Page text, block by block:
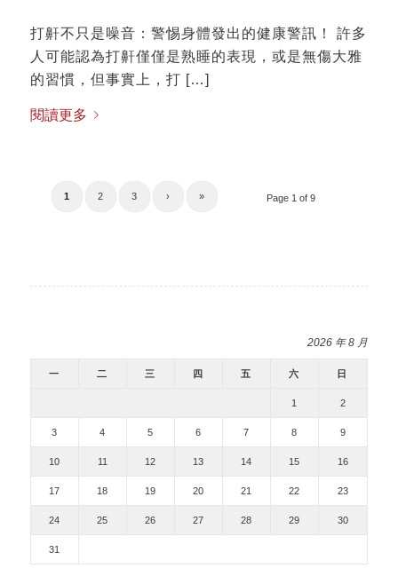
打鼾不只是噪音：警惕身體發出的健康警訊！ 許多
人可能認為打鼾僅僅是熟睡的表現，或是無傷大雅
的習慣，但事實上，打 […]
閱讀更多
Page 1 of 9
1 2 3 › »
2026 年 8 月
一 二 三 四 五 六 日
1 2
3 4 5 6 7 8 9
10 11 12 13 14 15 16
17 18 19 20 21 22 23
24 25 26 27 28 29 30
31